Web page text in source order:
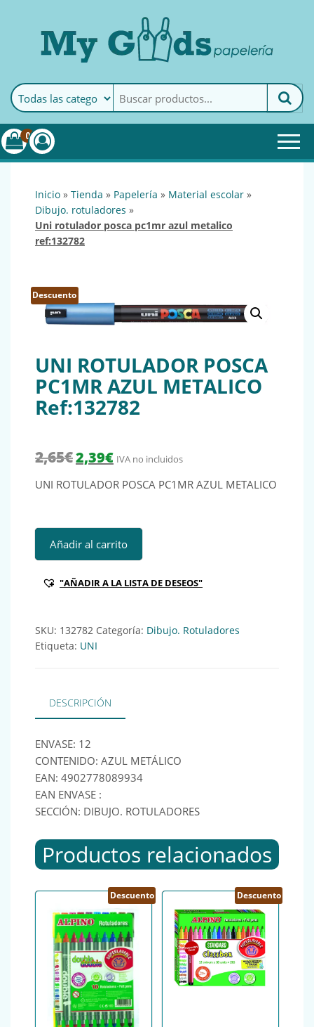
MyGoods · PapeleríaMy Goods es tu papelería
online de confianza. Podrás
encontrar todo lo necesario
0
inicio » tienda » papelería » material escolar »
dibujo. rotuladores »
uni rotulador posca pc1mr azul metalico
ref:132782
Descuento
UNI ROTULADOR POSCA
PC1MR AZUL METALICO
Ref:132782
2,65€ El precio original era: 2,65€.
2,39€El precio actual es: 2,39€.
IVA no incluidos
UNI ROTULADOR POSCA PC1MR AZUL METALICO
UNI ROTULADOR POSCA PC1MR AZUL METALICO
Añadir al carrito
"AÑADIR A LA LISTA DE DESEOS"
SKU: 132782 Categoría: Dibujo. Rotuladores
Etiqueta: UNI
DESCRIPCIÓN
ENVASE: 12
CONTENIDO: AZUL METÁLICO
EAN: 4902778089934
EAN ENVASE :
SECCIÓN: DIBUJO. ROTULADORES
Productos relacionados
Descuento Descuento